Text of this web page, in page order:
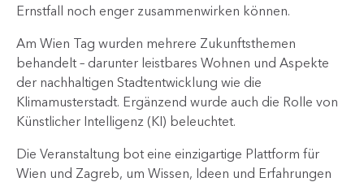
Ernstfall noch enger zusammenwirken können.
Am Wien Tag wurden mehrere Zukunftsthemen
behandelt – darunter leistbares Wohnen und Aspekte
der nachhaltigen Stadtentwicklung wie die
Klimamusterstadt. Ergänzend wurde auch die Rolle von
Künstlicher Intelligenz (KI) beleuchtet.
Die Veranstaltung bot eine einzigartige Plattform für
Wien und Zagreb, um Wissen, Ideen und Erfahrungen